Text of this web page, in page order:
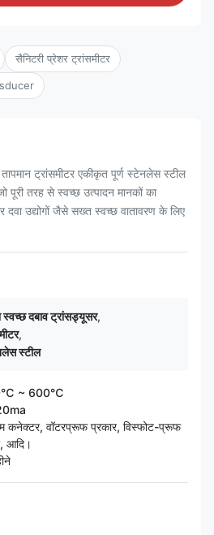
सैनिटरी प्रेशर ट्रांसमीटर
ट्रांसमीटर एकीकृत पूर्ण स्टेनलेस स्टील
पूरी तरह से स्वच्छ उत्पादन मानकों का
उद्योगों जैसे सख्त स्वच्छ वातावरण के लिए
स्वच्छ दबाव ट्रांसड्यूसर,
,
स्टील
~ 600℃
कनेक्टर, वॉटरप्रूफ प्रकार, विस्फोट-प्रूफ
आदि।